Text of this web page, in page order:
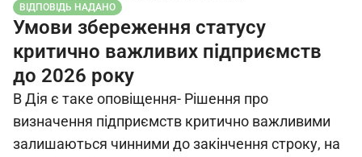
ВІДПОВІДЬ НАДАНО
Умови збереження статусу
критично важливих підприємств
до 2026 року
В Дія є таке оповіщення- Рішення про
визначення підприємств критично важливими
залишаються чинними до закінчення строку, на